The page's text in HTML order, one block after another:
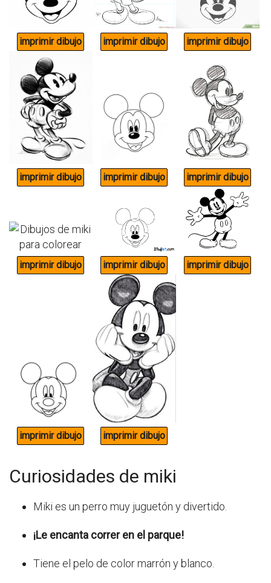
Curiosidades de miki
Miki es un perro muy juguetón y divertido.
¡Le encanta correr en el parque!
Tiene el pelo de color marrón y blanco.